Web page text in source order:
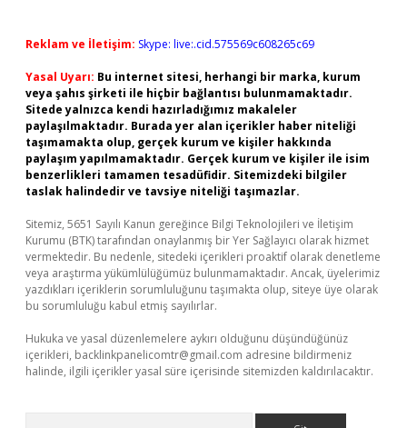
Reklam ve İletişim: Skype: live:.cid.575569c608265c69
Yasal Uyarı: Bu internet sitesi, herhangi bir marka, kurum
veya şahıs şirketi ile hiçbir bağlantısı bulunmamaktadır.
Sitede yalnızca kendi hazırladığımız makaleler
paylaşılmaktadır. Burada yer alan içerikler haber niteliği
taşımamakta olup, gerçek kurum ve kişiler hakkında
paylaşım yapılmamaktadır. Gerçek kurum ve kişiler ile isim
benzerlikleri tamamen tesadüfidir. Sitemizdeki bilgiler
taslak halindedir ve tavsiye niteliği taşımazlar.
Sitemiz, 5651 Sayılı Kanun gereğince Bilgi Teknolojileri ve İletişim
Kurumu (BTK) tarafından onaylanmış bir Yer Sağlayıcı olarak hizmet
vermektedir. Bu nedenle, sitedeki içerikleri proaktif olarak denetleme
veya araştırma yükümlülüğümüz bulunmamaktadır. Ancak, üyelerimiz
yazdıkları içeriklerin sorumluluğunu taşımakta olup, siteye üye olarak
bu sorumluluğu kabul etmiş sayılırlar.
Hukuka ve yasal düzenlemelere aykırı olduğunu düşündüğünüz
içerikleri, backlinkpanelicomtr@gmail.com adresine bildirmeniz
halinde, ilgili içerikler yasal süre içerisinde sitemizden kaldırılacaktır.